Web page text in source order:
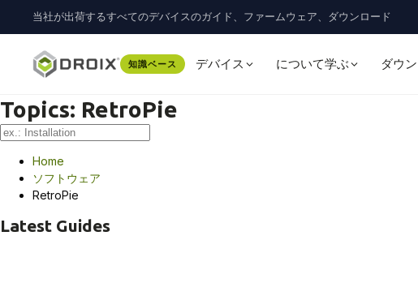
当社が出荷するすべてのデバイスのガイド、ファームウェア、ダウンロード
知識ベース デバイス について学ぶ ダウ
Topics: RetroPie
Home
ソフトウェア
RetroPie
Latest Guides